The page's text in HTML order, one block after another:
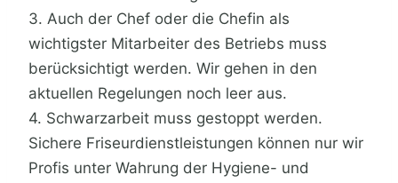
3. Auch der Chef oder die Chefin als
wichtigster Mitarbeiter des Betriebs muss
berücksichtigt werden. Wir gehen in den
aktuellen Regelungen noch leer aus.
4. Schwarzarbeit muss gestoppt werden.
Sichere Friseurdienstleistungen können nur wir
Profis unter Wahrung der Hygiene- und